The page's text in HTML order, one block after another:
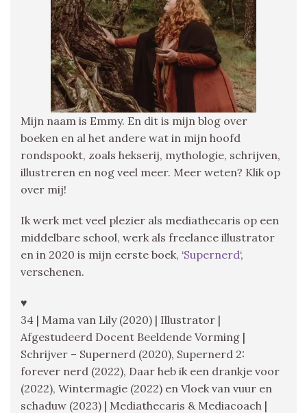
Mijn naam is Emmy. En dit is mijn blog over
boeken en al het andere wat in mijn hoofd
rondspookt, zoals hekserij, mythologie, schrijven,
illustreren en nog veel meer. Meer weten? Klik op
over mij!
Ik werk met veel plezier als mediathecaris op een
middelbare school, werk als freelance illustrator
en in 2020 is mijn eerste boek, ‘Supernerd‘,
verschenen.
♥
34 | Mama van Lily (2020) | Illustrator |
Afgestudeerd Docent Beeldende Vorming |
Schrijver – Supernerd (2020), Supernerd 2:
forever nerd (2022), Daar heb ik een drankje voor
(2022), Wintermagie (2022) en Vloek van vuur en
schaduw (2023) | Mediathecaris & Mediacoach |